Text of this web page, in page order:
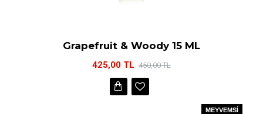
Grapefruit & Woody 15 ML
425,00 TL 450,00 TL
MEYVEMSİ